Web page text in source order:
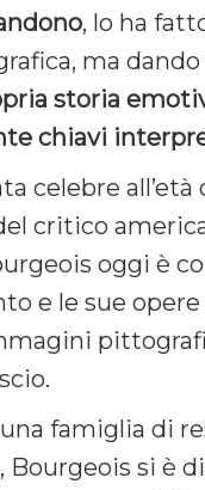
, lo ha
ma
storia
chiavi
celebre
critico
oggi è
e le sue
famiglia di
Bourgeois si è